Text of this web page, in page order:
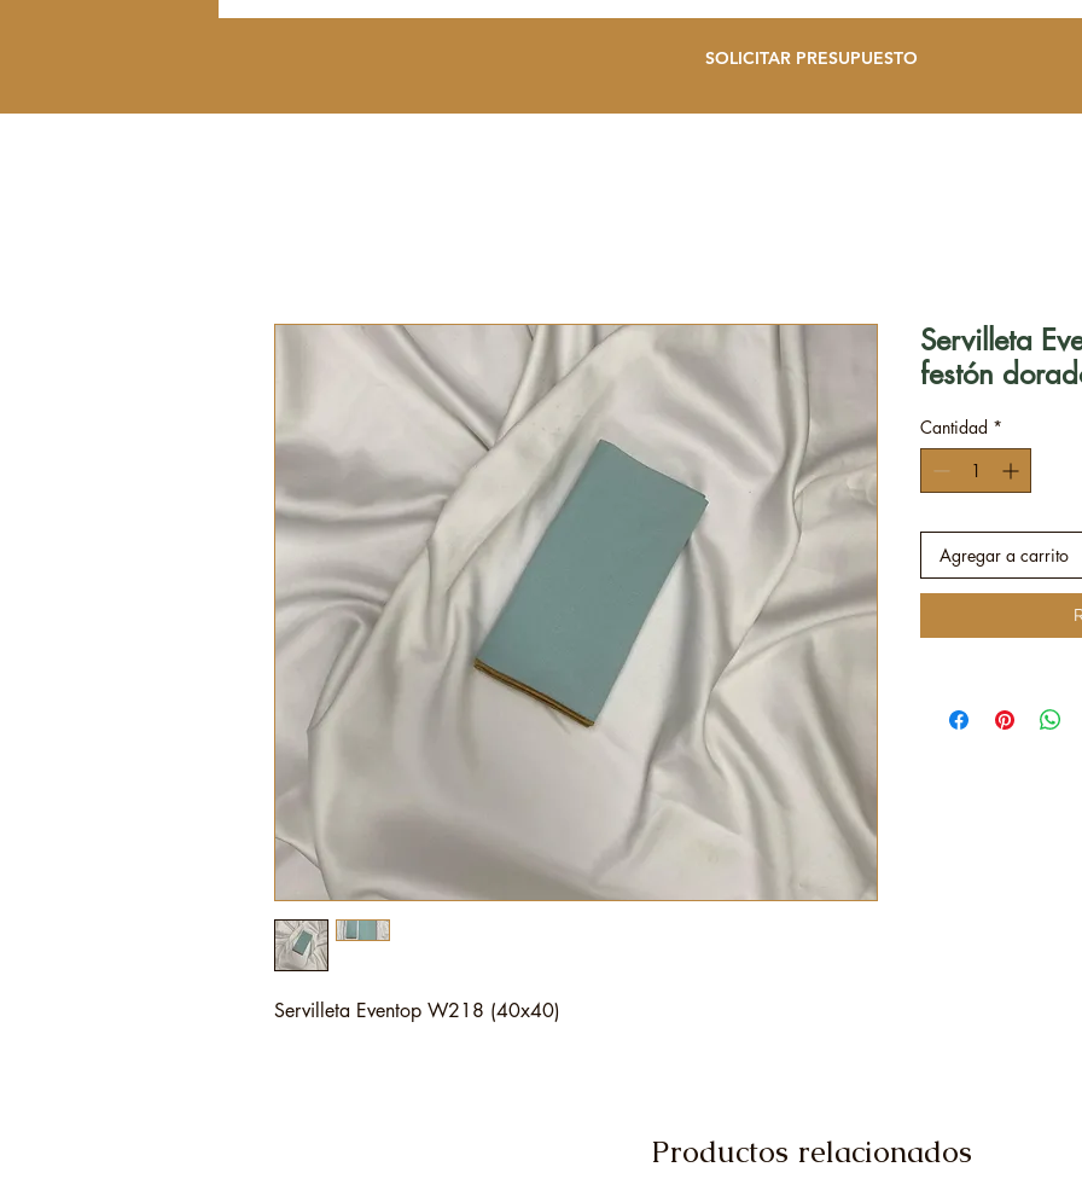
SOLICITAR PRESUPUESTO
Servilleta Eventop W218 (40x40)
Servilleta
festón
Cantidad *
Agregar a carrito
Productos relacionados